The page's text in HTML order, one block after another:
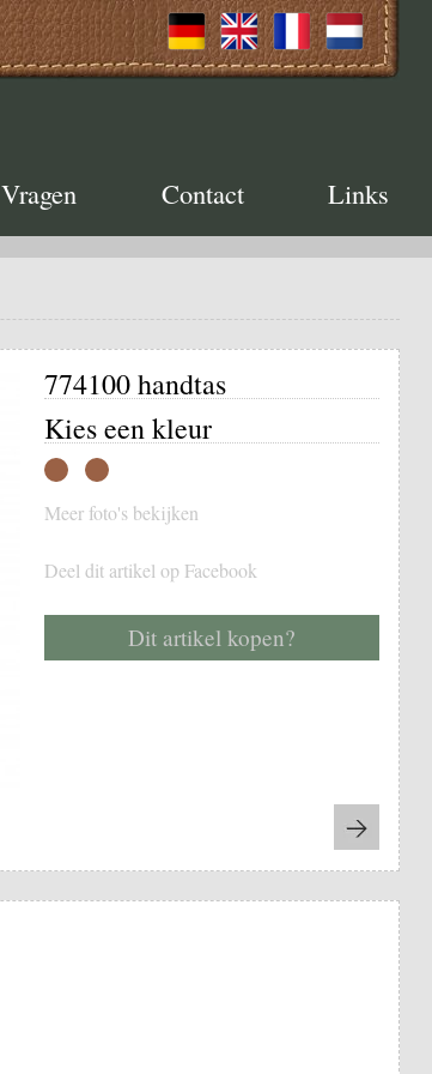
Vragen Contact Links
774100 handtas
Kies een kleur
Meer foto's bekijken
Deel dit artikel op Facebook
Dit artikel kopen?